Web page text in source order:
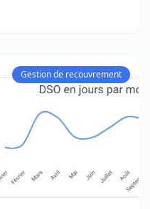
Gestion de recouvrement